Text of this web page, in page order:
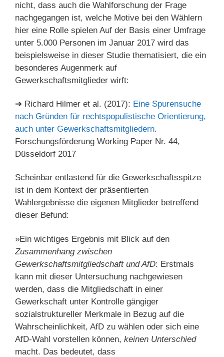
nicht, dass auch die Wahlforschung der Frage
nachgegangen ist, welche Motive bei den Wählern
hier eine Rolle spielen Auf der Basis einer Umfrage
unter 5.000 Personen im Januar 2017 wird das
beispielsweise in dieser Studie thematisiert, die ein
besonderes Augenmerk auf
Gewerkschaftsmitglieder wirft:
➔ Richard Hilmer et al. (2017): Eine Spurensuche
nach Gründen für rechtspopulistische Orientierung,
auch unter Gewerkschaftsmitgliedern.
Forschungsförderung Working Paper Nr. 44,
Düsseldorf 2017
Scheinbar entlastend für die Gewerkschaftsspitze
ist in dem Kontext der präsentierten
Wahlergebnisse die eigenen Mitglieder betreffend
dieser Befund:
»Ein wichtiges Ergebnis mit Blick auf den
Zusammenhang zwischen
Gewerkschaftsmitgliedschaft und AfD: Erstmals
kann mit dieser Untersuchung nachgewiesen
werden, dass die Mitgliedschaft in einer
Gewerkschaft unter Kontrolle gängiger
sozialstruktureller Merkmale in Bezug auf die
Wahrscheinlichkeit, AfD zu wählen oder sich eine
AfD-Wahl vorstellen können, keinen Unterschied
macht. Das bedeutet, dass